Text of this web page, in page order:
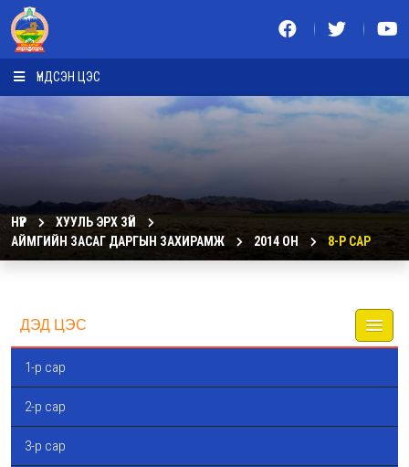
ҮНДСЭН ЦЭС
НҮҮР
ХУУЛЬ ЭРХ ЗҮЙ
АЙМГИЙН ЗАСАГ ДАРГЫН ЗАХИРАМЖ
2014 ОН 8-Р САР
ДЭД ЦЭС
1-р сар
2-р сар
3-р сар